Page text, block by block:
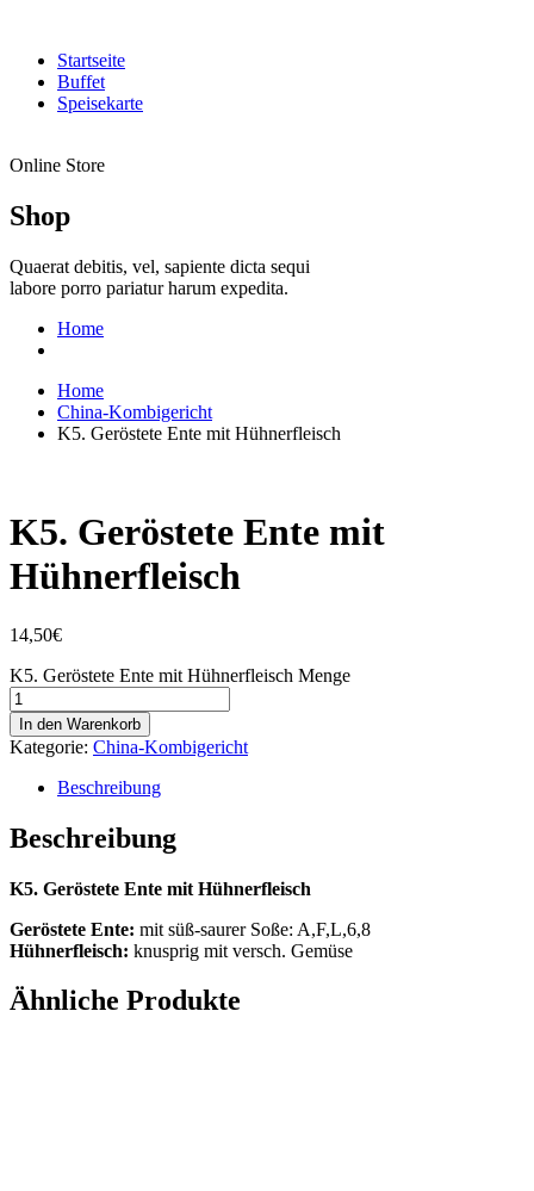
Startseite
Buffet
Speisekarte
Online Store
Shop
Quaerat debitis, vel, sapiente dicta sequi
labore porro pariatur harum expedita.
Home
Home
China-Kombigericht
K5. Geröstete Ente mit Hühnerfleisch
K5. Geröstete Ente mit
Hühnerfleisch
14,50€
K5. Geröstete Ente mit Hühnerfleisch Menge
In den Warenkorb
Kategorie: China-Kombigericht
Beschreibung
Beschreibung
K5. Geröstete Ente mit Hühnerfleisch
Geröstete Ente: mit süß-saurer Soße: A,F,L,6,8
Hühnerfleisch: knusprig mit versch. Gemüse
Ähnliche Produkte